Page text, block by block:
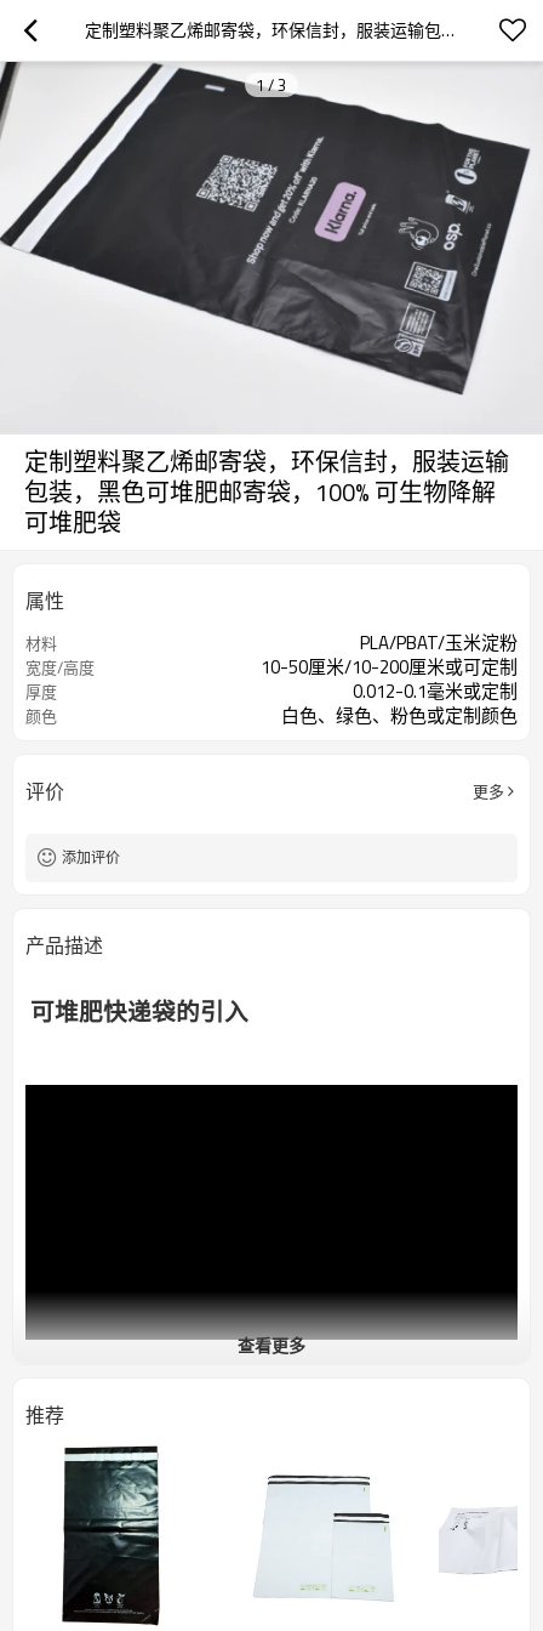
定制塑料聚乙烯邮寄袋，环保信封，服装运输包装，黑色可堆肥邮寄袋，100% 可生物降解可堆肥袋
1/3
定制塑料聚乙烯邮寄袋，环保信封，服装运输
包装，黑色可堆肥邮寄袋，100% 可生物降解
可堆肥袋
属性
材料 PLA/PBAT/玉米淀粉
宽度/高度 10-50厘米/10-200厘米或可定制
厚度 0.012-0.1毫米或定制
颜色 白色、绿色、粉色或定制颜色
评价 更多
添加评价
产品描述
可堆肥快递袋的引入
可堆肥快递袋
耐用：足够坚固，能够承受国内和国际运输。
可粘贴标签：我们使用可堆肥的快递标签和其他标签对这些包装
袋进行了广泛的质量保证测试，但如果您有自己的标签，我们建
议您先订购样品进行测试。
查看更多
推荐